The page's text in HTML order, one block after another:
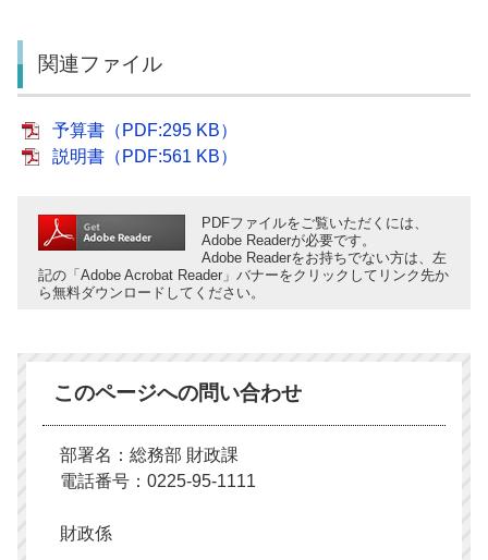
関連ファイル
予算書（PDF:295 KB）
説明書（PDF:561 KB）
PDFファイルをご覧いただくには、
Adobe Readerが必要です。
Adobe Readerをお持ちでない方は、左
記の「Adobe Acrobat Reader」バナーをクリックしてリンク先か
ら無料ダウンロードしてください。
このページへの問い合わせ
部署名：総務部 財政課
電話番号：0225-95-1111
財政係